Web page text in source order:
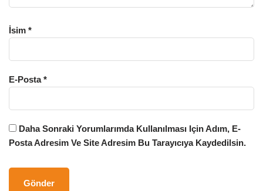
İsim *
E-Posta*
Daha Sonraki Yorumlarımda Kullanılması Için Adım, E-
Posta Adresim Ve Site Adresim Bu Tarayıcıya Kaydedilsin.